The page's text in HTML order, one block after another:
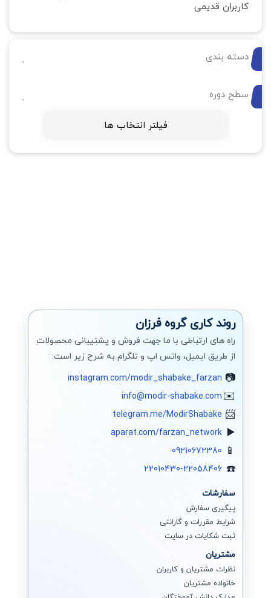
کاربران قدیمی
دسته بندی
سطح دوره
فیلتر انتخاب ها
روند کاری گروه فرزان
راه های ارتباطی با ما جهت فروش و پشتیبانی محصولات
از طریق ایمیل، واتس اپ و تلگرام به شرح زیر است:
instagram.com/modir_shabake_farzan
info@modir-shabake.com
telegram.me/ModirShabake
aparat.com/farzan_network
09210672380
22010430-22058406
سفارشات
پیگیری سفارش
شرایط مقررات و گارانتی
ثبت شکایات در سایت
مشتریان
نظرات مشتریان و کاربران
خانواده مشتریان